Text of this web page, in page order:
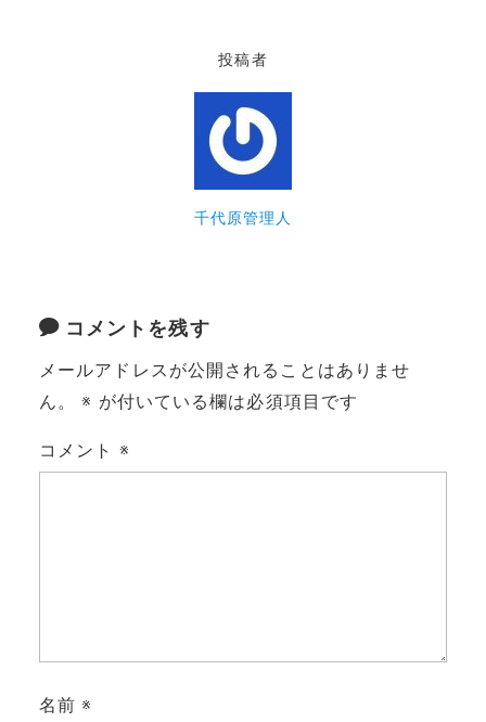
投稿者
千代原管理人
コメントを残す
メールアドレスが公開されることはありませ
ん。
※ が付いている欄は必須項目です
コメント ※
名前※